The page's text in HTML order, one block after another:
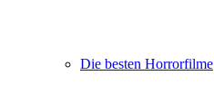
Die besten Horrorfilme